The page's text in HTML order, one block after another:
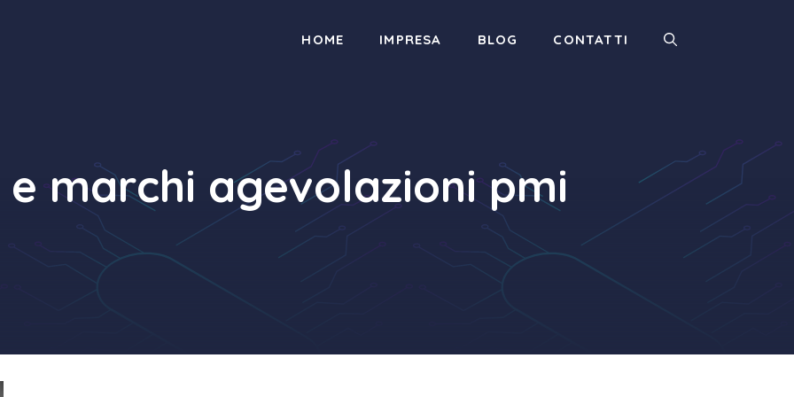
HOME IMPRESA BLOG CONTATTI
marchi agevolazioni pmi